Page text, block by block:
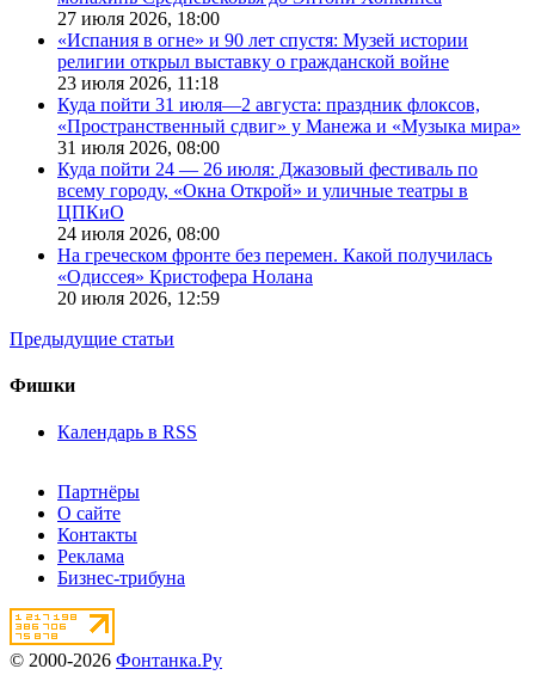
27 июля 2026, 18:00
«Испания в огне» и 90 лет спустя: Музей истории
религии открыл выставку о гражданской войне
23 июля 2026, 11:18
Куда пойти 31 июля—2 августа: праздник флоксов,
«Пространственный сдвиг» у Манежа и «Музыка мира»
31 июля 2026, 08:00
Куда пойти 24 — 26 июля: Джазовый фестиваль по
всему городу, «Окна Открой» и уличные театры в
ЦПКиО
24 июля 2026, 08:00
На греческом фронте без перемен. Какой получилась
«Одиссея» Кристофера Нолана
20 июля 2026, 12:59
Предыдущие статьи
Фишки
Календарь в RSS
Партнёры
О сайте
Контакты
Реклама
Бизнес-трибуна
© 2000-2026 Фонтанка.Ру